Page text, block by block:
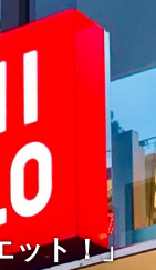
ット！」